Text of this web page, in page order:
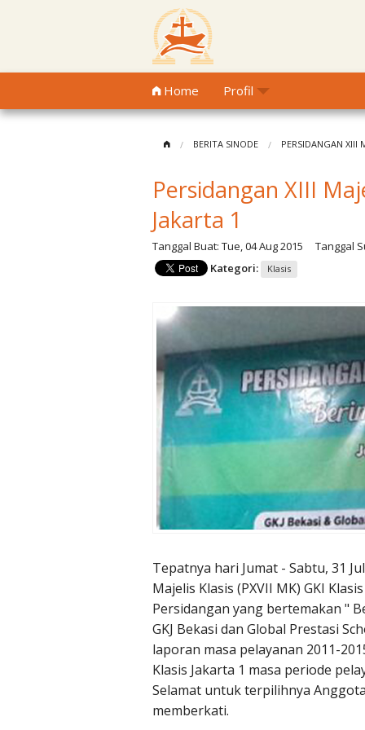
Home Profil
BERITA SINODE PERSIDANGAN XIII
Persidangan XIII
Jakarta 1
Tanggal Buat: Tue, 04 Aug 2015 Tanggal
Kategori:
Klasis
Tepatnya hari Jumat - Sabtu, 31
Majelis Klasis (PXVII MK) GKI
Persidangan yang bertemakan "
GKJ Bekasi dan Global Prestasi
laporan masa pelayanan 2011-
Klasis Jakarta 1 masa periode
Selamat untuk terpilihnya
memberkati.